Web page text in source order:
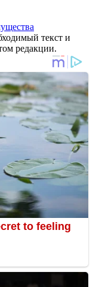
текст и
редакции.